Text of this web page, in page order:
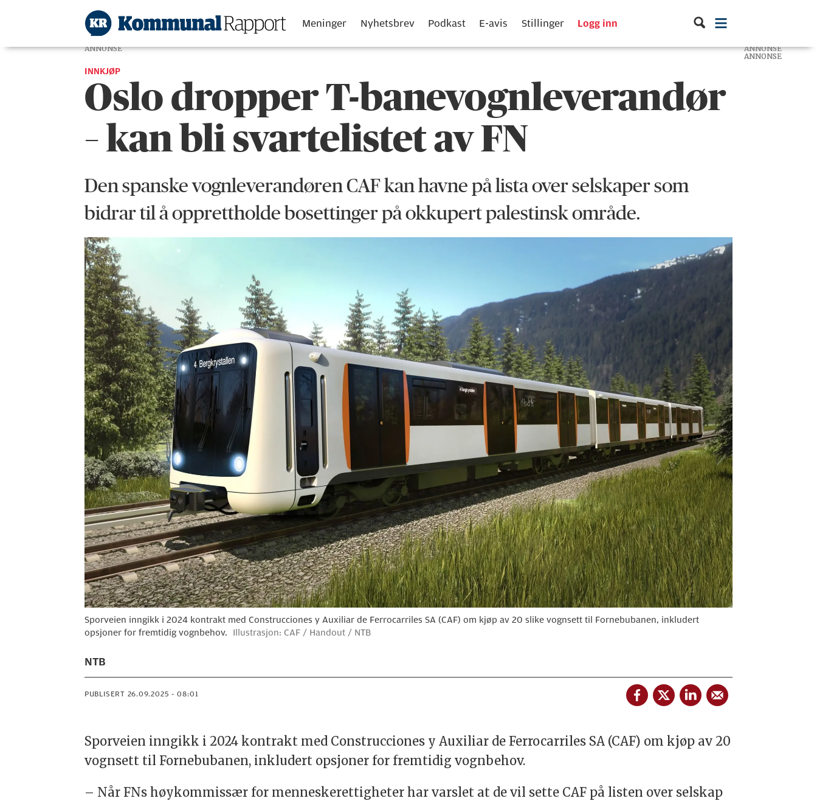
Meninger Nyhetsbrev Podkast E-avis Stillinger Logg inn
ANNONSE
INNKJØP
Oslo dropper T-bane­vogn­leverandør
– kan bli svartelistet av FN
Den spanske vognleverandøren CAF kan havne på lista over selskaper som
bidrar til å opprettholde bosettinger på okkupert palestinsk område.
Sporveien inngikk i 2024 kontrakt med Construcciones y Auxiliar de Ferrocarriles SA (CAF) om kjøp av 20 slike vognsett til Fornebubanen, inkludert
opsjoner for fremtidig vognbehov.
Illustrasjon: CAF / Handout / NTB
NTB
PUBLISERT 26.09.2025 - 08:01
Sporveien inngikk i 2024 kontrakt med Construcciones y Auxiliar de Ferrocarriles SA (CAF) om kjøp av 20
vognsett til Fornebubanen, inkludert opsjoner for fremtidig vognbehov.
– Når FNs høykommissær for menneskerettigheter har varslet at de vil sette CAF på listen over selskap
ANNONSE
ANNONSE
ANNONSE